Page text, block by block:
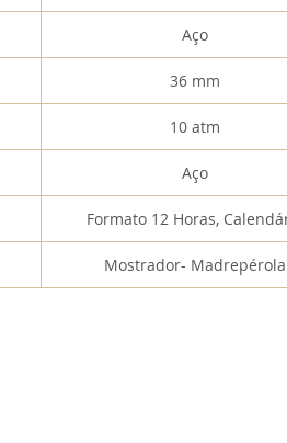
Aço
36 mm
10 atm
Aço
Formato 12 Horas,
Mostrador- Madrepérola